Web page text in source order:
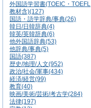
外国語学習書(TOEIC・TOEFL
教材含)(127)
国語・語学辞典/事典(26)
韓日/日韓辞典(4)
韓英/英韓辞典(6)
他外国語辞典(53)
他辞典/事典(5)
国語(387)
歴史/地理/人文(952)
政治/社会/軍事(434)
経済/経営(99)
教育(40)
映画/美術/芸術/考古学(284)
法律(197)